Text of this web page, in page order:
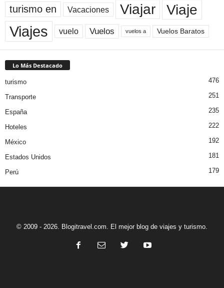
turismo en Vacaciones Viajar Viaje
Viajes vuelo Vuelos vuelos a Vuelos Baratos
Lo Más Destacado
turismo 476
Transporte 251
España 235
Hoteles 222
México 192
Estados Unidos 181
Perú 179
© 2009 - 2026. Blogitravel.com. El mejor blog de viajes y turismo.